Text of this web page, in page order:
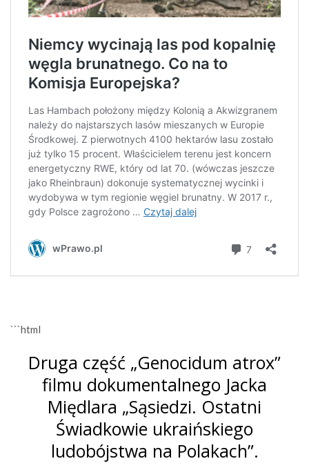
```html
Druga część „Genocidum atrox”
filmu dokumentalnego Jacka
Międlara „Sąsiedzi. Ostatni
Świadkowie ukraińskiego
ludobójstwa na Polakach”.